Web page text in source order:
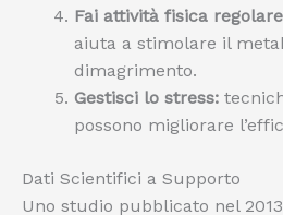
Fai attività fisica
aiuta a stimolare il
dimagrimento.
Gestisci lo stress:
possono migliorare
Dati Scientifici a Supporto
Uno studio pubblicato nel